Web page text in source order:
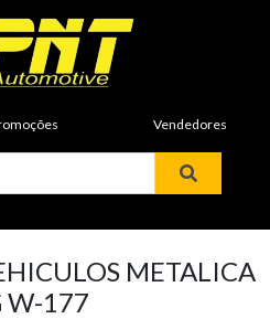
Vendedores
METALICA
W-177